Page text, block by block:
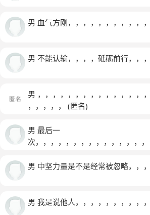
男 血气方刚，，，，，，，，，，
男 不能认输，，，，砥砺前行，，，
男 ，，，，，，，，，，，，，，
，，，，， (匿名)
男 最后一
次，，，，，，，，，，，，，，，
男 中坚力量是不是经常被忽略，，，
男 我是说他人，，，，，，，，，，